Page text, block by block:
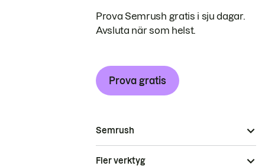
Prova Semrush gratis i sju dagar.
Avsluta när som helst.
Prova gratis
Semrush
Fler verktyg